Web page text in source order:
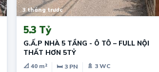
3 tháng trước
5.3 Tỷ
G.Ấ.P NHÀ 5 TẦNG - Ô TÔ – FULL NỘI
THẤT HƠN 5TỶ
📐 40 m² 🛏 3 PN
🚿 3 WC